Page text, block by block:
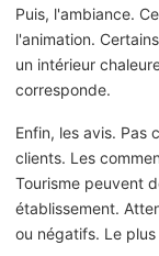
Puis, l'ambiance.
l'animation.
un intérieur
corresponde.
Enfin, les avis. Pas
clients. Les
Tourisme peuvent
établissement.
ou négatifs. Le